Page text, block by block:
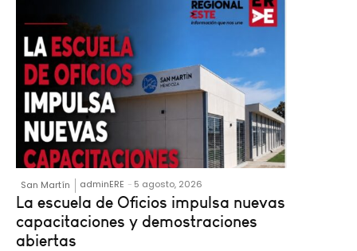
San Martín adminERE - 5 agosto, 2026
La escuela de Oficios impulsa nuevas
capacitaciones y demostraciones
abiertas